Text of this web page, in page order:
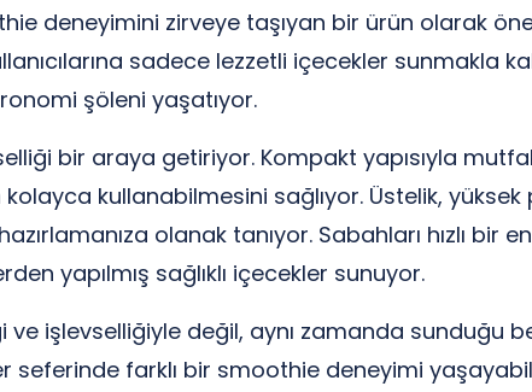
deneyimini zirveye taşıyan bir ürün olarak
sadece lezzetli içecekler sunmakla
şöleni yaşatıyor.
bir araya getiriyor. Kompakt yapısıyla
kullanabilmesini sağlıyor. Üstelik,
olanak tanıyor. Sabahları hızlı bir
yapılmış sağlıklı içecekler sunuyor.
işlevselliğiyle değil, aynı zamanda sunduğu
seferinde farklı bir smoothie deneyimi